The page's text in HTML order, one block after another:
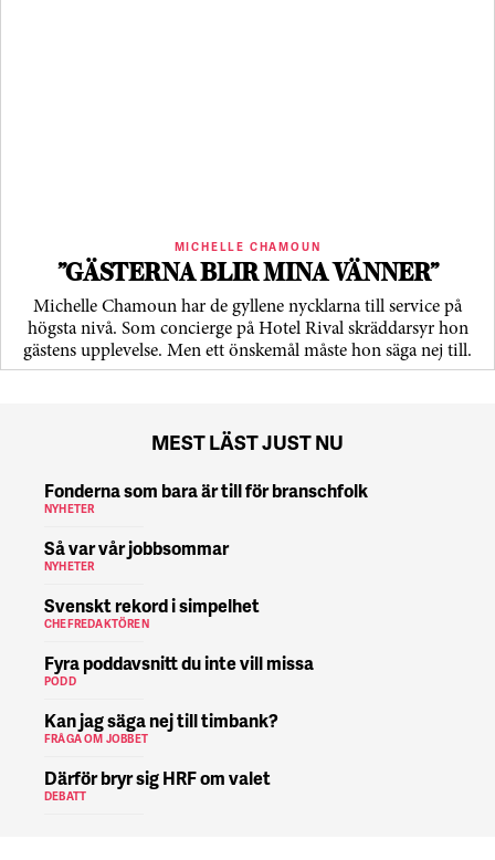
MICHELLE CHAMOUN
”GÄSTERNA BLIR MINA VÄNNER”
Michelle Chamoun har de gyllene nycklarna till service på
högsta nivå. Som concierge på Hotel Rival skräddarsyr hon
gästens upp­levelse. Men ett önskemål måste hon säga nej till.
MEST LÄST JUST NU
Fonderna som bara är till för branschfolk
NYHETER
Så var vår jobbsommar
NYHETER
Svenskt rekord i simpelhet
CHEFREDAKTÖREN
Fyra poddavsnitt du inte vill missa
PODD
Kan jag säga nej till timbank?
FRÅGA OM JOBBET
Därför bryr sig HRF om valet
DEBATT